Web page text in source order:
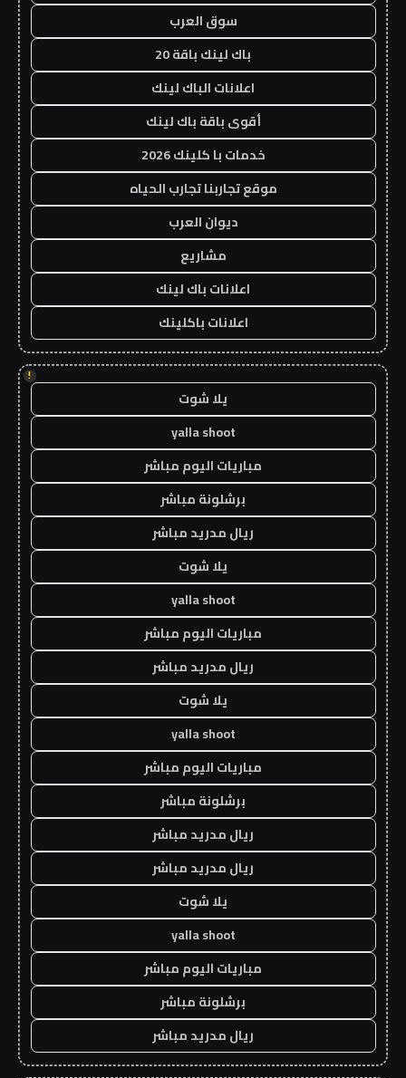
سوق العرب
باك لينك باقة 20
اعلانات الباك لينك
أقوى باقة باك لينك
خدمات با كلينك 2026
موقع تجاربنا تجارب الحياه
ديوان العرب
مشاريع
اعلانات باك لينك
اعلانات باكلينك
!
يلا شوت
yalla shoot
مباريات اليوم مباشر
برشلونة مباشر
ريال مدريد مباشر
يلا شوت
yalla shoot
مباريات اليوم مباشر
ريال مدريد مباشر
يلا شوت
yalla shoot
مباريات اليوم مباشر
برشلونة مباشر
ريال مدريد مباشر
ريال مدريد مباشر
يلا شوت
yalla shoot
مباريات اليوم مباشر
برشلونة مباشر
ريال مدريد مباشر